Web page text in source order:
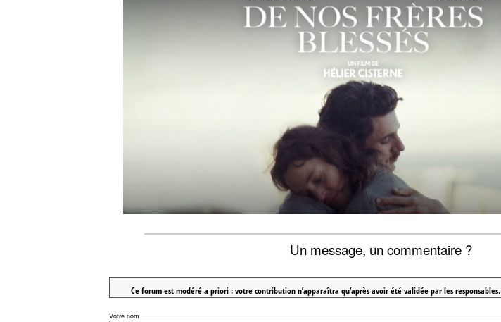
Un message, un commentaire ?
Ce forum est modéré a priori : votre contribution n’apparaîtra qu’après avoir été validée par les responsables.
Votre nom